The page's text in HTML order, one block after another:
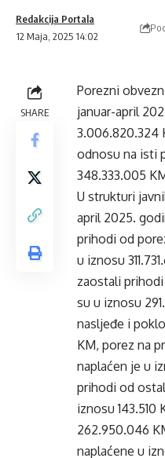
12 Maja, 2025 14:02
Redakcija Portala
SHARE
Porezni
januar-april
3.006.820.324
odnosu na isti
348.333.005
U strukturi
april 2025.
prihodi od
u iznosu
zaostali
su u iznosu
nasljeđe i
KM, porez na
naplaćen je u
prihodi od
iznosu 143.510
262.950.046
naplaćene u